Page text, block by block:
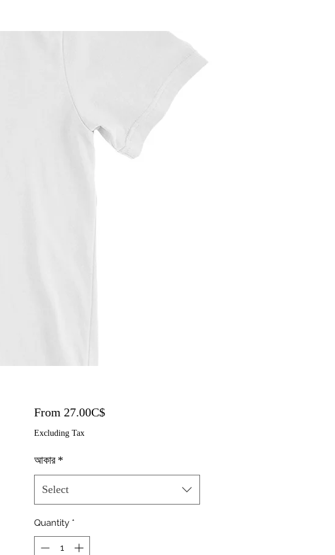
From 27.00C$Sale Price
Excluding Tax
আকার *
Select
Quantity *